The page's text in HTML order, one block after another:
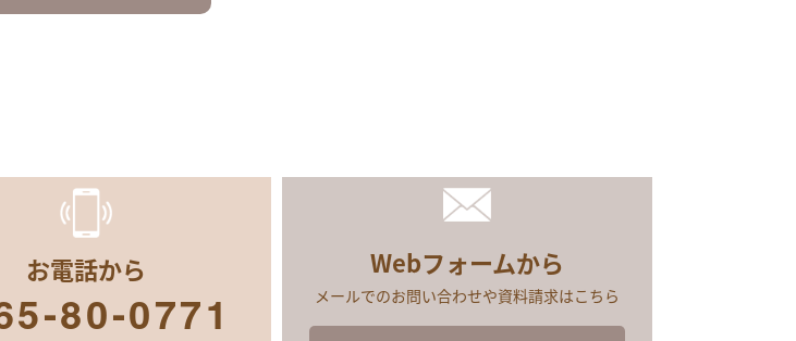
お電話から
80-0771
Webフォームから
メールでのお問い合わせや資料請求はこちら